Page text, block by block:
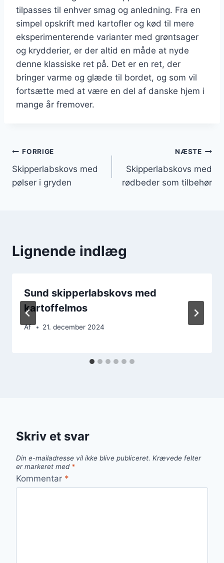
tilpasses til enhver smag og anledning. Fra en
simpel opskrift med kartofler og kød til mere
eksperimenterende varianter med grøntsager
og krydderier, er der altid en måde at nyde
denne klassiske ret på. Det er en ret, der
bringer varme og glæde til bordet, og som vil
fortsætte med at være en del af danske hjem i
mange år fremover.
Indlægsnavigation
FORRIGE
Skipperlabskovs med
pølser i gryden
NÆSTE
Skipperlabskovs med
rødbeder som tilbehør
Lignende indlæg
Sund skipperlabskovs med
kartoffelmos
Af 21. december 2024
Skriv et svar
Din e-mailadresse vil ikke blive publiceret. Krævede felter
er markeret med *
Kommentar *